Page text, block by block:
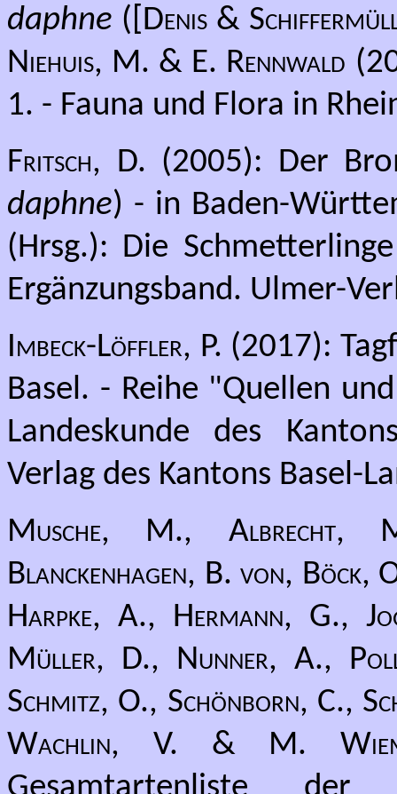
daphne ( [Denis &
Niehuis, M. & E. Rennwald
1. - Fauna und Flora in
Fritsch, D. (2005): Der
daphne) - in Baden-
(Hrsg.): Die
Ergänzungsband. Ulmer-
Imbeck-Löffler, P. (2017):
Basel. - Reihe "Quellen
Landeskunde des
Verlag des Kantons Basel-
Musche, M., Albrecht,
Blanckenhagen, B. von, Böck,
Harpke, A., Hermann, G.,
Müller, D., Nunner, A.,
Schmitz, O., Schönborn, C.,
Wachlin, V. & M.